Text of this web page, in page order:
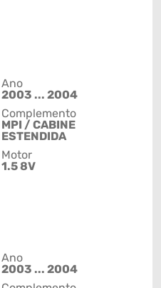
Ano
2003 ... 2004
Complemento
MPI / CABINE
ESTENDIDA
Motor
1.5 8V
Ano
2003 ... 2004